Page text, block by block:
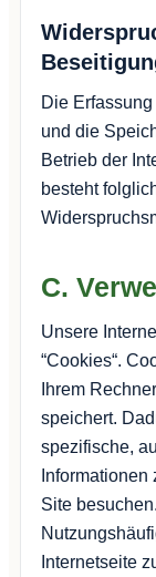
Die
und die
Betrieb der
besteht
C.
Unsere
“Cookies“.
Ihrem
speichert.
spezifische,
Site
Internetseite